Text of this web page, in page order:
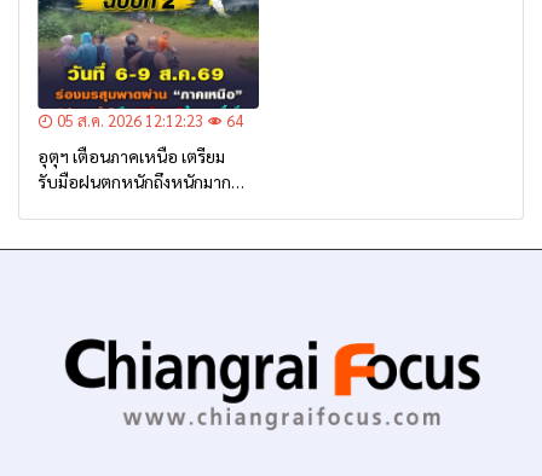
05 ส.ค. 2026 12:12:23 64
อุตุฯ เตือนภาคเหนือ เตรียม
รับมือฝนตกหนักถึงหนักมาก